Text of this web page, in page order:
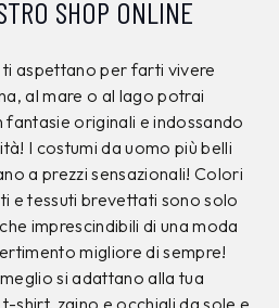
SHOP ONLINE
aspettano per farti vivere
al mare o al lago potrai
originali e indossando
I costumi da uomo più belli
a prezzi sensazionali! Colori
e tessuti brevettati sono solo
imprescindibili di una moda
migliore di sempre!
si adattano alla tua
shirt, zaino e occhiali da sole e